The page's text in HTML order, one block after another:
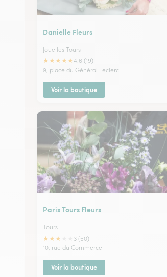
Danielle Fleurs
Joue les Tours
★★★★★4.6 (19)
9, place du Général Leclerc
Voir la boutique
Paris Tours Fleurs
Tours
★★★
3 (50)
10, rue du Commerce
Voir la boutique